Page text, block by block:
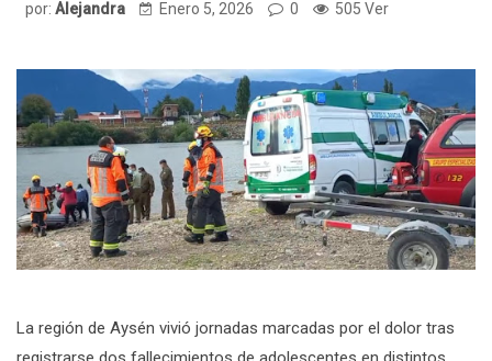
por: Alejandra Enero 5, 2026 0 505 Ver
La región de Aysén vivió jornadas marcadas por el dolor tras